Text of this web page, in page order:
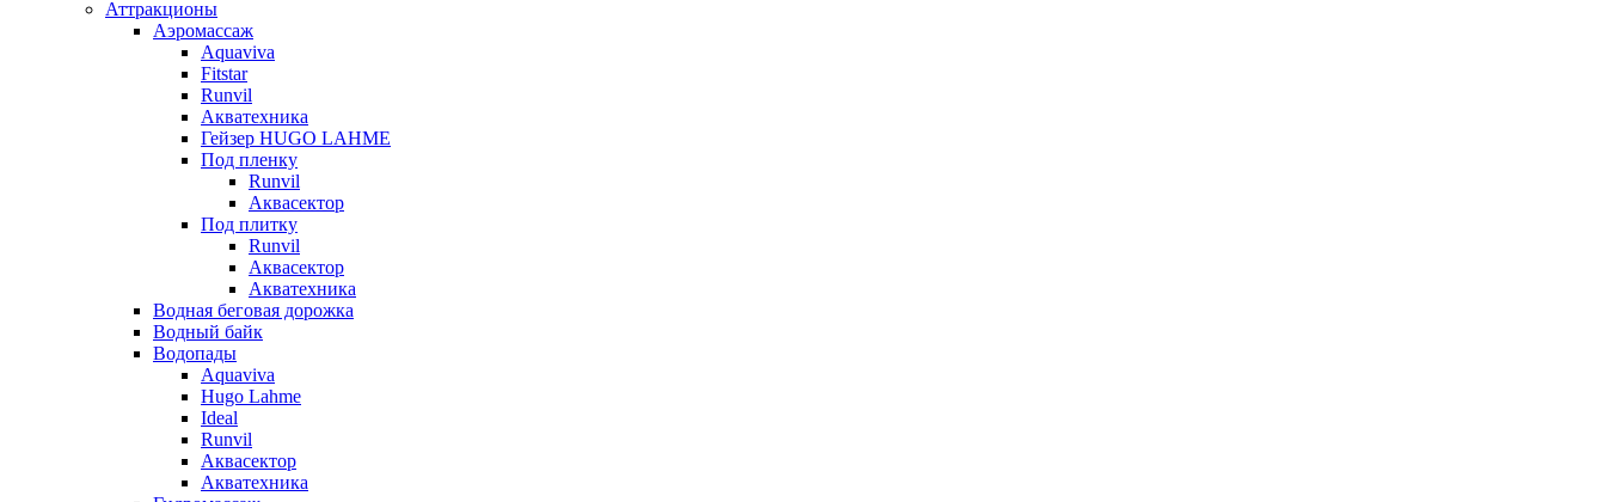
Аттракционы
Аэромассаж
Aquaviva
Fitstar
Runvil
Акватехника
Гейзер HUGO LAHME
Под пленку
Runvil
Аквасектор
Под плитку
Runvil
Аквасектор
Акватехника
Водная беговая дорожка
Водный байк
Водопады
Aquaviva
Hugo Lahme
Ideal
Runvil
Аквасектор
Акватехника